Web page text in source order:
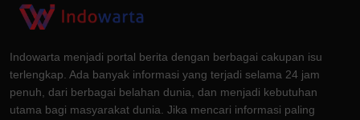
Indowarta menjadi portal berita dengan berbagai cakupan isu
terlengkap. Ada banyak informasi yang terjadi selama 24 jam
penuh, dari berbagai belahan dunia, dan menjadi kebutuhan
utama bagi masyarakat dunia. Jika mencari informasi paling